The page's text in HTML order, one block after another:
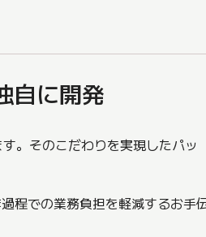
自に開発
。そのこだわりを実現したパッ
程での業務負担を軽減するお手